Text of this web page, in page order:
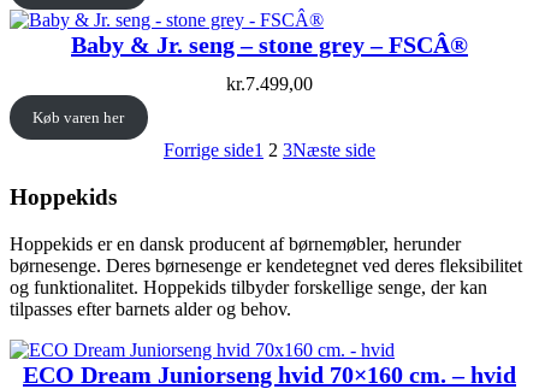
Baby & Jr. seng – stone grey – FSCÂ®
kr.7.499,00
Køb varen her
Forrige side1 2 3Næste side
Hoppekids
Hoppekids er en dansk producent af børnemøbler, herunder
børnesenge. Deres børnesenge er kendetegnet ved deres fleksibilitet
og funktionalitet. Hoppekids tilbyder forskellige senge, der kan
tilpasses efter barnets alder og behov.
ECO Dream Juniorseng hvid 70×160 cm. – hvid